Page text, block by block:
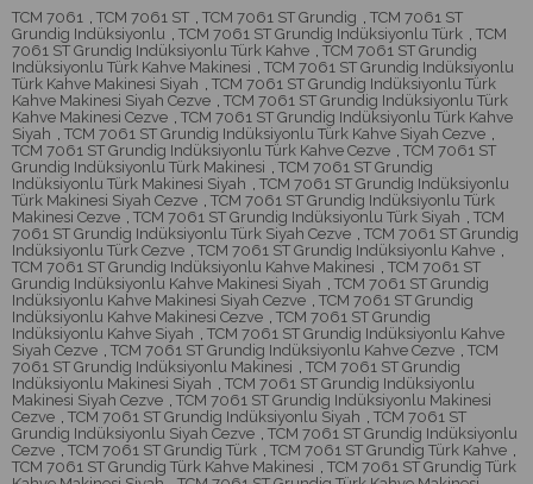
TCM 7061 , TCM 7061 ST , TCM 7061 ST Grundig , TCM 7061 ST
Grundig Indüksiyonlu , TCM 7061 ST Grundig Indüksiyonlu Türk , TCM
7061 ST Grundig Indüksiyonlu Türk Kahve , TCM 7061 ST Grundig
Indüksiyonlu Türk Kahve Makinesi , TCM 7061 ST Grundig Indüksiyonlu
Türk Kahve Makinesi Siyah , TCM 7061 ST Grundig Indüksiyonlu Türk
Kahve Makinesi Siyah Cezve , TCM 7061 ST Grundig Indüksiyonlu Türk
Kahve Makinesi Cezve , TCM 7061 ST Grundig Indüksiyonlu Türk Kahve
Siyah , TCM 7061 ST Grundig Indüksiyonlu Türk Kahve Siyah Cezve ,
TCM 7061 ST Grundig Indüksiyonlu Türk Kahve Cezve , TCM 7061 ST
Grundig Indüksiyonlu Türk Makinesi , TCM 7061 ST Grundig
Indüksiyonlu Türk Makinesi Siyah , TCM 7061 ST Grundig Indüksiyonlu
Türk Makinesi Siyah Cezve , TCM 7061 ST Grundig Indüksiyonlu Türk
Makinesi Cezve , TCM 7061 ST Grundig Indüksiyonlu Türk Siyah , TCM
7061 ST Grundig Indüksiyonlu Türk Siyah Cezve , TCM 7061 ST Grundig
Indüksiyonlu Türk Cezve , TCM 7061 ST Grundig Indüksiyonlu Kahve ,
TCM 7061 ST Grundig Indüksiyonlu Kahve Makinesi , TCM 7061 ST
Grundig Indüksiyonlu Kahve Makinesi Siyah , TCM 7061 ST Grundig
Indüksiyonlu Kahve Makinesi Siyah Cezve , TCM 7061 ST Grundig
Indüksiyonlu Kahve Makinesi Cezve , TCM 7061 ST Grundig
Indüksiyonlu Kahve Siyah , TCM 7061 ST Grundig Indüksiyonlu Kahve
Siyah Cezve , TCM 7061 ST Grundig Indüksiyonlu Kahve Cezve , TCM
7061 ST Grundig Indüksiyonlu Makinesi , TCM 7061 ST Grundig
Indüksiyonlu Makinesi Siyah , TCM 7061 ST Grundig Indüksiyonlu
Makinesi Siyah Cezve , TCM 7061 ST Grundig Indüksiyonlu Makinesi
Cezve , TCM 7061 ST Grundig Indüksiyonlu Siyah , TCM 7061 ST
Grundig Indüksiyonlu Siyah Cezve , TCM 7061 ST Grundig Indüksiyonlu
Cezve , TCM 7061 ST Grundig Türk , TCM 7061 ST Grundig Türk Kahve ,
TCM 7061 ST Grundig Türk Kahve Makinesi , TCM 7061 ST Grundig Türk